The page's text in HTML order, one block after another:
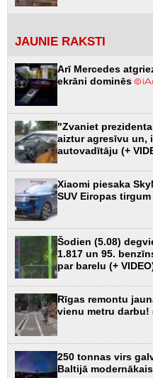
JAUNIE RAKSTI
Arī Mercedes
ekrāni dominēs
"Zvaniet
aiztur agresīvu un,
autovadītāju (+
Xiaomi piesaka
SUV Eiropas tirgum
Šodien (5.08)
1.817 un 95.
par barelu (+
Rīgas remontu
vienu metru darbu!
250 tonnas virs
Baltijā